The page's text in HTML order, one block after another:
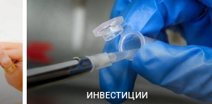
ИНВЕСТИЦИИ